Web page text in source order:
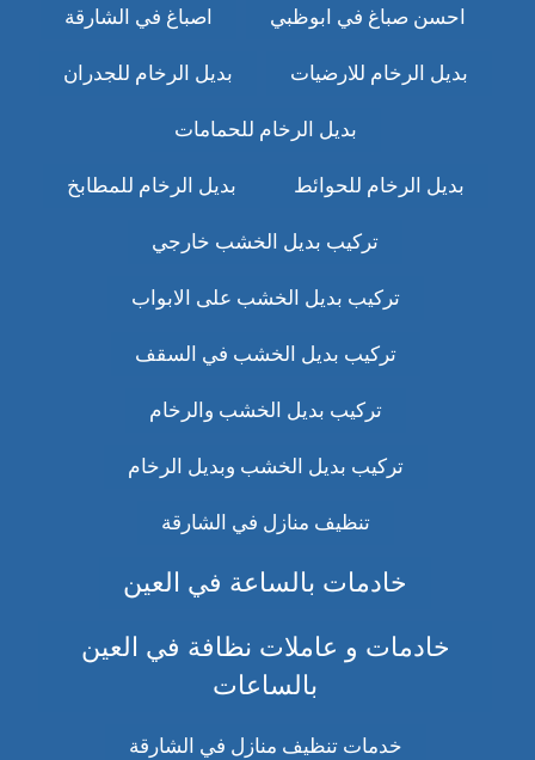
احسن صباغ في ابوظبي اصباغ في الشارقة
بديل الرخام للارضيات بديل الرخام للجدران
بديل الرخام للحمامات
بديل الرخام للحوائط بديل الرخام للمطابخ
تركيب بديل الخشب خارجي
تركيب بديل الخشب على الابواب
تركيب بديل الخشب في السقف
تركيب بديل الخشب والرخام
تركيب بديل الخشب وبديل الرخام
تنظيف منازل في الشارقة
خادمات بالساعة في العين
خادمات و عاملات نظافة في العين
بالساعات
خدمات تنظيف منازل في الشارقة